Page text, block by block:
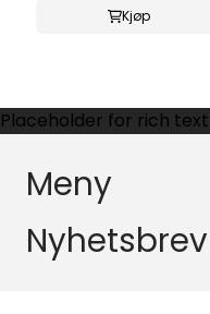
Kjøp
Placeholder for rich text
Meny
Personvern
Firmaopplysninger
Nyhetsbrev